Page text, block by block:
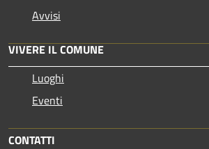
Avvisi
VIVERE IL COMUNE
Luoghi
Eventi
CONTATTI